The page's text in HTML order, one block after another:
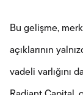
Bu gelişme,
açıklarının
vadeli varlığını